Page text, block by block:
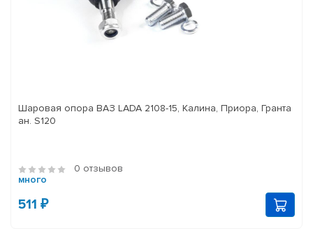
Шаровая опора ВАЗ LADA 2108-15, Калина, Приора, Гранта
ан. S120
0 отзывов
много
511 ₽